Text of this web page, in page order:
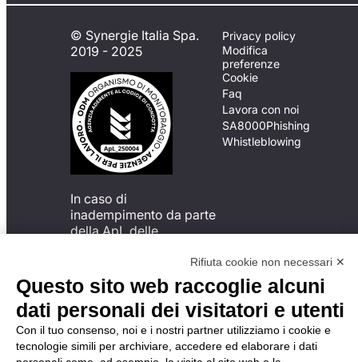
© Synergie Italia Spa.
2019 - 2025
In caso di
inadempimento da parte
della ApL delle
del Codice di Condotta, è
possibile presentare un
reclamo
all’Organismo di
Monitoraggio utilizzando
una delle modalità
descritte al seguente
Privacy policy
Modifica
preferenze
Cookie
Faq
Lavora con noi
SA8000Phishing
Whistleblowing
Rifiuta cookie non necessari ✕
Questo sito web raccoglie alcuni
dati personali dei visitatori e utenti
Con il tuo consenso, noi e i nostri partner utilizziamo i cookie e
tecnologie simili per archiviare, accedere ed elaborare i dati